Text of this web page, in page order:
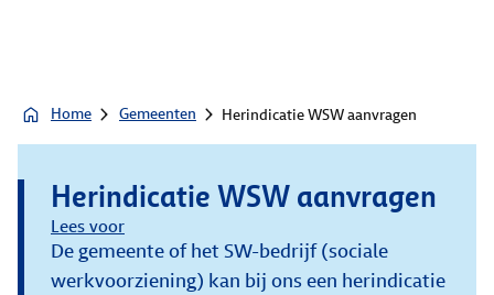
Home Gemeenten Herindicatie WSW aanvragen
Herindicatie WSW aanvragen
Lees voor
De gemeente of het SW-bedrijf (sociale
werkvoorziening) kan bij ons een herindicatie